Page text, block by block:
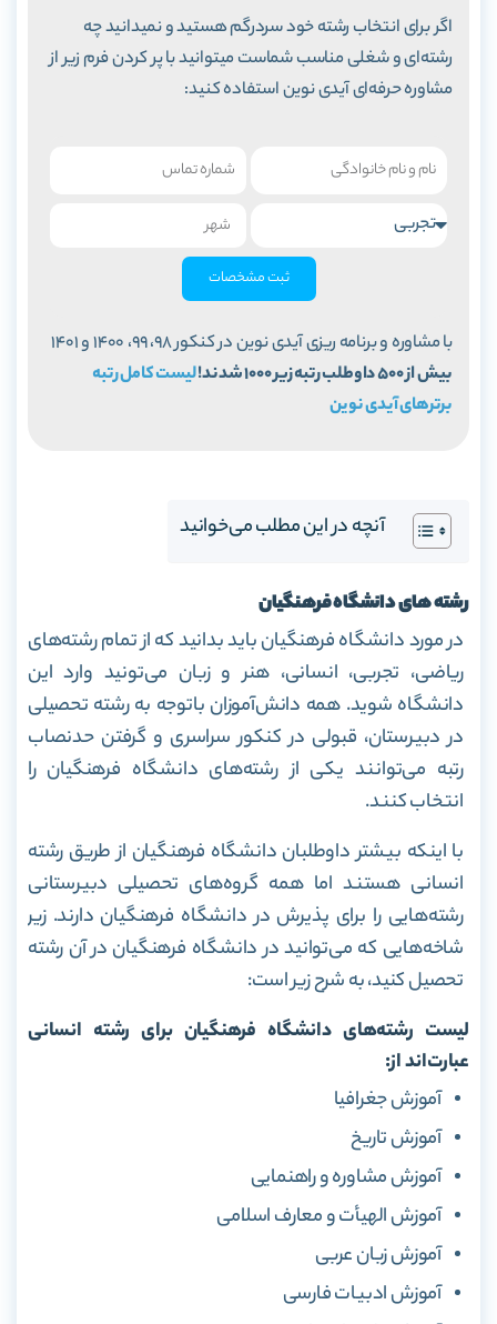
اگر برای انتخاب رشته خود سردرگم هستید و نمیدانید چه
رشته‌ای و شغلی مناسب شماست میتوانید با پر کردن فرم زیر از
مشاوره حرفه‌ای آیدی نوین استفاده کنید:
ثبت مشخصات
با مشاوره و برنامه ریزی آیدی نوین در کنکور 98، 99، 1400 و 1401
بیش از 500 داوطلب رتبه زیر 1000 شدند!
لیست کامل رتبه
برترهای آیدی نوین
آنچه در این مطلب می‌خوانید
رشتههایدانشگاه فرهنگیان
در مورد دانشگاه فرهنگیان باید بدانید که از تمام رشته‌های
ریاضی، تجربی، انسانی، هنر و زبان می‌تونید وارد این
دانشگاه شوید. همه دانش‌آموزان باتوجه به رشته تحصیلی
در دبیرستان، قبولی در کنکور سراسری و گرفتن حدنصاب
رتبه می‌توانند یکی از رشته‌های دانشگاه فرهنگیان را
انتخاب کنند.
با اینکه بیشتر داوطلبان دانشگاه فرهنگیان از طریق رشته
انسانی هستند اما همه گروه‌های تحصیلی دبیرستانی
رشته‌هایی را برای پذیرش در دانشگاه فرهنگیان دارند.زیر
شاخه‌هایی که می‌توانید در دانشگاه فرهنگیان در آن رشته
تحصیل کنید، به شرح زیر است:
لیست رشته‌های دانشگاه فرهنگیان برای رشته انسانی
عبارت‌اند از:
آموزش جغرافیا
آموزش تاریخ
آموزش مشاوره و راهنمایی
آموزش الهیأت و معارف اسلامی
آموزش زبان عربی
آموزش ادبیات فارسی